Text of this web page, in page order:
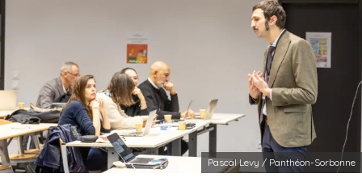
Pascal Levy / Panthéon-Sorbonne